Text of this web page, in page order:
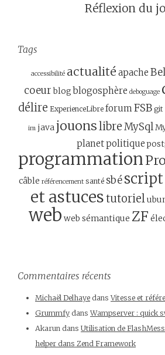
Réflexion du
Tags
accessibilité actualité apache
coeurblog blogosphère deboguage
délire ExperienceLibre forumFSB git
im javajouonslibreMySql
planetpolitique
programmation
câble référencement santé sbé script
et astucestutoriel
web web sémantique ZF
Commentaires récents
Michaël Delhaye dansVitesse et
Grummfy dansWampserver : quick
Akarun dans Utilisation de
helper dans Zend Framework